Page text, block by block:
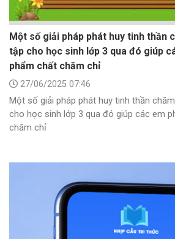
Một số giải pháp phát huy tinh thần
tập cho học sinh lớp 3 qua đó giúp
phẩm chất chăm chỉ
27/06/2025 07:46
Một số giải pháp phát huy tinh thần
cho học sinh lớp 3 qua đó giúp các em
chăm chỉ